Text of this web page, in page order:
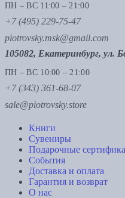
ПН – ВС 11:00 – 21:00
+7 (495) 229-75-47
piotrovsky.msk@gmail.com
105082, Екатеринбург, ул.
ПН – ВС 10:00 – 21:00
+7 (343) 361-68-07
sale@piotrovsky.store
Книги
Сувениры
Подарочные
События
Доставка и оплата
Гарантия и возврат
О нас